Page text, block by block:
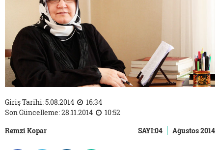
Giriş Tarihi: 5.08.2014
16:34
Son Güncelleme: 28.11.2014
10:52
Remzi Kopar
SAYI:04 Ağustos 2014